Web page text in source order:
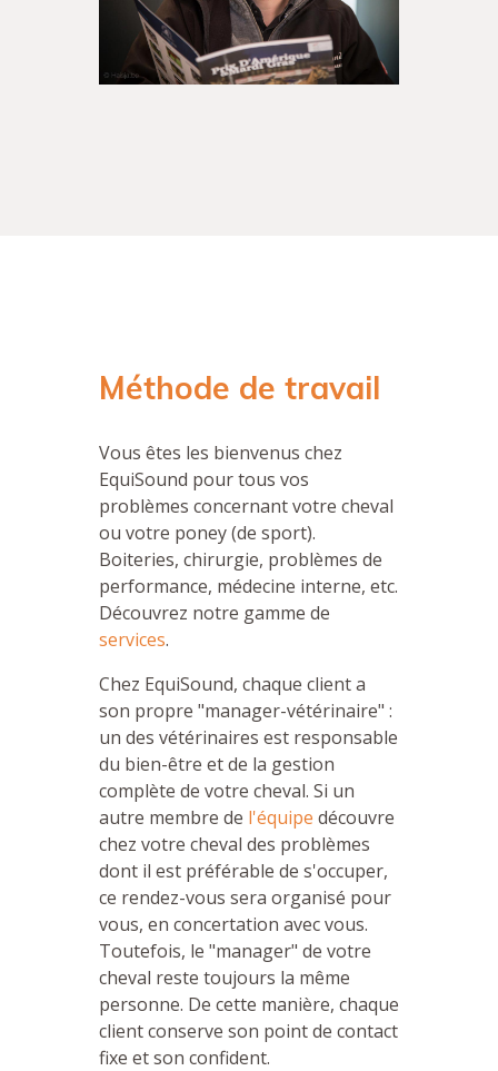
Méthode de travail
Vous êtes les bienvenus chez
EquiSound pour tous vos
problèmes concernant votre cheval
ou votre poney (de sport).
Boiteries, chirurgie, problèmes de
performance, médecine interne, etc.
Découvrez notre gamme de
services.
Chez EquiSound, chaque client a
son propre "manager-vétérinaire" :
un des vétérinaires est responsable
du bien-être et de la gestion
complète de votre cheval. Si un
autre membre de l'équipe découvre
chez votre cheval des problèmes
dont il est préférable de s'occuper,
ce rendez-vous sera organisé pour
vous, en concertation avec vous.
Toutefois, le "manager" de votre
cheval reste toujours la même
personne. De cette manière, chaque
client conserve son point de contact
fixe et son confident.